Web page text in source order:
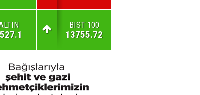
BIST 100
13755.72